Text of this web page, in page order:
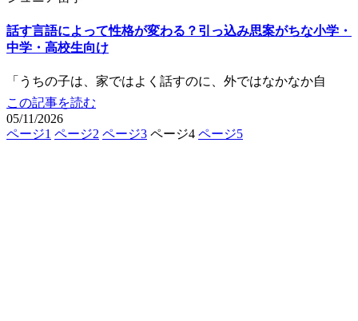
話す言語によって性格が変わる？引っ込み思案がちな小学・
中学・高校生向け
「うちの子は、家ではよく話すのに、外ではなかなか自
この記事を読む
05/11/2026
ページ1 ページ2 ページ3 ページ4 ページ5